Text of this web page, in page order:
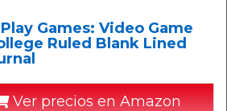
Games: Video Game
Ruled Blank Lined
Ver precios en Amazon